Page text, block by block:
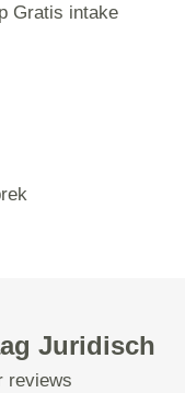
Gratis intake
Juridisch
reviews